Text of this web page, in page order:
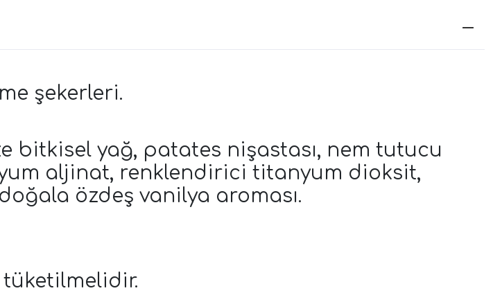
şekerleri.
bitkisel yağ, patates nişastası, nem tutucu
aljinat, renklendirici titanyum dioksit,
özdeş vanilya aroması.